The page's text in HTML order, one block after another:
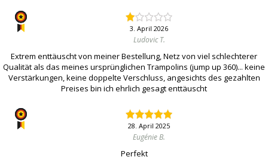
3. April 2026
Ludovic T.
Extrem enttäuscht von meiner Bestellung, Netz von viel schlechterer
Qualität als das meines ursprünglichen Trampolins (jump up 360)... keine
Verstärkungen, keine doppelte Verschluss, angesichts des gezahlten
Preises bin ich ehrlich gesagt enttäuscht
28. April 2025
Eugénie B.
Perfekt